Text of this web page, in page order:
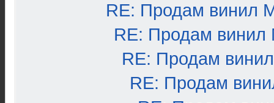
RE: Продам винил
RE: Продам винил
RE: Продам
RE: Продам